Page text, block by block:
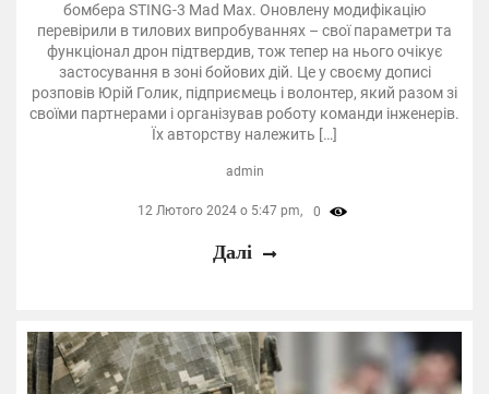
бомбера STING-3 Mad Max. Оновлену модифікацію
перевірили в тилових випробуваннях – свої параметри та
функціонал дрон підтвердив, тож тепер на нього очікує
застосування в зоні бойових дій. Це у своєму дописі
розповів Юрій Голик, підприємець і волонтер, який разом зі
своїми партнерами і організував роботу команди інженерів.
Їх авторству належить […]
admin
12 Лютого 2024 о 5:47 pm, 0
Далі